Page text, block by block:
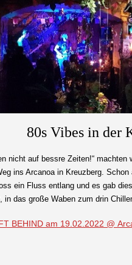
80s Vibes in der
nicht auf bessre Zeiten!“
ins Arcanoa in Kreuzberg.
ein Fluss entlang und es gab
in das große Waben zum drin
BEHIND am 19.02.2022 @